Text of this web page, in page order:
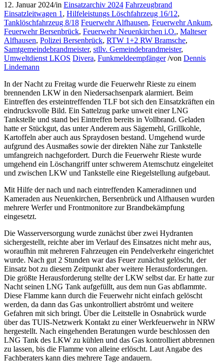
12. Januar 2024/in Einsatzarchiv 2024 Fahrzeugbrand
Einsatzleitwagen 1 , Hilfeleistungs Löschfahrzeug 16/12,
Tanklöschfahrzeug 8/18 Feuerwehr Alfhausen, Feuerwehr Ankum,
Feuerwehr Bersenbrück, Feuerwehr Neuenkirchen i.O., Malteser
Alfhausen, Polizei Bersenbrück, RTW 1+2 RW Bramsche,
Samtgemeindebrandmeister, stllv. Gemeindebrandmeister,
Umweltdienst LKOS Divera, Funkmeldeempfänger /von Dennis
Lindemann
In der Nacht zu Freitag wurde die Feuerwehr Rieste zu einem
brennenden LKW in den Niedersachsenpark alarmiert. Beim
Eintreffen des ersteintreffenden TLF bot sich den Einsatzkräften ein
eindrucksvolle Bild. Ein Sattelzug parke unweit einer LNG
Tankstelle und stand bei Eintreffen bereits in Vollbrand. Geladen
hatte er Stückgut, das unter Anderem aus Sägemehl, Grillkohle,
Kartoffeln aber auch aus Spraydosen bestand. Umgehend wurde
aufgrund des Ausmaßes sowie der direkten Nähe zur Tankstelle
umfangreich nachgefordert. Durch die Feuerwehr Rieste wurde
umgehend ein Löschangriff unter schwerem Atemschutz eingeleitet
und zwischen LKW und Tankstelle eine Riegelstellung aufgebaut.
Mit Hilfe der nach und nach eintreffenden Kameradinnen und
Kameraden aus Neuenkirchen, Bersenbrück und Alfhausen wurden
mehrere Werfer und Frontmonitore zur Brandbekämpfung
eingesetzt.
Die Wasserversorgung wurde zunächst über zwei Hydranten
sichergestellt, reichte aber im Verlauf des Einsatzes nicht mehr aus,
woraufhin mit mehreren Fahrzeugen ein Pendelverkehr eingerichtet
wurde. Nach gut 2 Stunden war das Feuer zunächst gelöscht, der
Einsatz bot zu diesem Zeitpunkt aber weitere Herausforderungen.
Die größte Herausforderung stellte der LKW selbst dar. Er hatte zur
Nacht seinen LNG Tank aufgefüllt, aus dem nun Gas abflammte.
Diese Flamme kann durch die Feuerwehr nicht einfach gelöscht
werden, da dann das Gas unkontrolliert abströmt und weitere
Gefahren mit sich bringt. Über die Leitstelle in Osnabrück wurde
über das TUIS-Netzwerk Kontakt zu einer Werkfeuerwehr in NRW
hergestellt. Nach eingehenden Beratungen wurde beschlossen den
LNG Tank des LKW zu kühlen und das Gas kontrolliert abbrennen
zu lassen, bis die Flamme von alleine erlöscht. Laut Angabe des
Fachberaters kann dies mehrere Tage andauern.